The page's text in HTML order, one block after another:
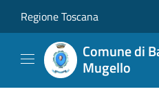
Regione Toscana
Comune di
Mugello